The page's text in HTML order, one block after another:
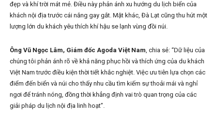
đẹp và khí trời mát mẻ. Điều này phản ánh xu hướng du lịch biển của
khách nội địa trước cái nắng gay gắt. Mặt khác, Đà Lạt cũng thu hút một
lượng lớn du khách yêu thích khí hậu se lạnh vùng đồi núi.
Ông Vũ Ngọc Lâm, Giám đốc Agoda Việt Nam, chia sẻ: “Dữ liệu của
chúng tôi phản ánh rõ về khả năng phục hồi và thích ứng của du khách
Việt Nam trước điều kiện thời tiết khắc nghiệt. Việc ưu tiên lựa chọn các
điểm đến biển và núi cho thấy nhu cầu tìm kiếm sự thoải mái và nghỉ
ngơi để tránh nóng, đồng thời khẳng định vai trò quan trọng của các
giải pháp du lịch nội địa linh hoạt”.